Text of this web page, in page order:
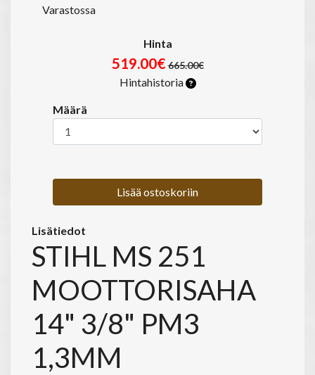
Varastossa
Hinta
519.00€ 665.00€
Hintahistoria
Määrä
Lisää ostoskoriin
Lisätiedot
STIHL MS 251
MOOTTORISAHA
14" 3/8" PM3
1,3MM